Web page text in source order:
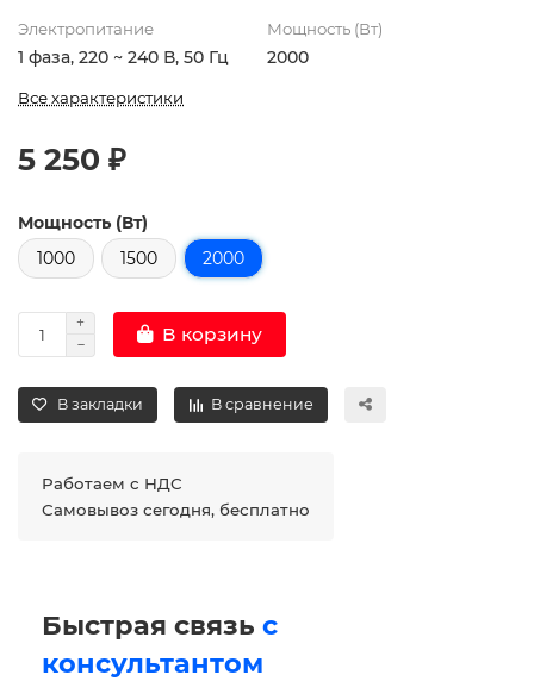
Электропитание
1 фаза, 220 ~ 240 В, 50 Гц
Мощность (Вт)
2000
Все характеристики
5 250 ₽
Мощность (Вт)
1000
1500 2000
В корзину
В закладки В сравнение
Работаем с НДС
Самовывоз сегодня, бесплатно
Быстрая связь с
консультантом